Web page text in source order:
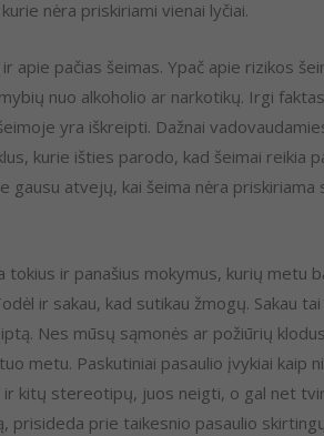
nėra priskiriami vienai lyčiai.
apie pačias šeimas. Ypač apie rizikos
nuo alkoholio ar narkotikų. Irgi
yra iškreipti. Dažnai
kurie išties parodo, kad šeimai reikia
atvejų, kai šeima nėra
ir panašius mokymus, kurių metu
ir sakau, kad sutikau žmogų. Sakau
Nes mūsų sąmonės ar požiūrių
metu. Paskutiniai pasaulio įvykiai
kitų stereotipų, juos neigti, o gal net
prie taikesnio pasaulio